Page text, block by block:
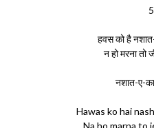
हवस को है
न हो मरना तो
नशात-ए-
Hawas ko hai
Na ho marna to